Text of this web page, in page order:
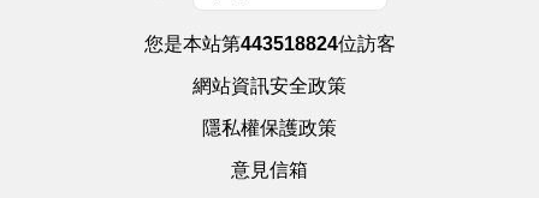
您是本站第443518824位訪客
網站資訊安全政策
隱私權保護政策
意見信箱